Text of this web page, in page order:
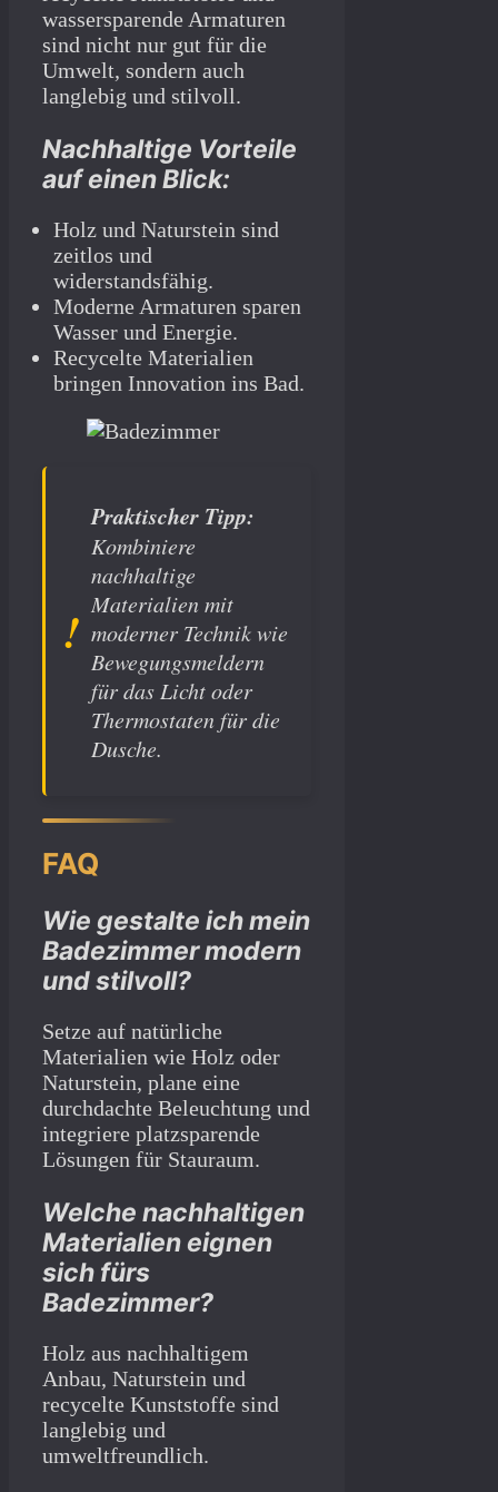
wassersparende Armaturen
sind nicht nur gut für die
Umwelt, sondern auch
langlebig und stilvoll.
Nachhaltige Vorteile
auf einen Blick:
Holz und Naturstein sind
zeitlos und
widerstandsfähig.
Moderne Armaturen sparen
Wasser und Energie.
Recycelte Materialien
bringen Innovation ins Bad.
Praktischer Tipp:
Kombiniere
nachhaltige
Materialien mit
moderner Technik wie
Bewegungsmeldern
für das Licht oder
Thermostaten für die
Dusche.
FAQ
Wie gestalte ich mein
Badezimmer modern
und stilvoll?
Setze auf natürliche
Materialien wie Holz oder
Naturstein, plane eine
durchdachte Beleuchtung und
integriere platzsparende
Lösungen für Stauraum.
Welche nachhaltigen
Materialien eignen
sich fürs
Badezimmer?
Holz aus nachhaltigem
Anbau, Naturstein und
recycelte Kunststoffe sind
langlebig und
umweltfreundlich.